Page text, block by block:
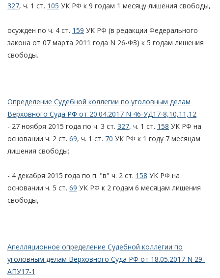
327, ч. 1 ст. 105 УК РФ к 9 годам 1 месяцу лишения свободы,
осужден по ч. 4 ст. 159 УК РФ (в редакции Федерального
закона от 07 марта 2011 года N 26-ФЗ) к 5 годам лишения
свободы.
Определение Судебной коллегии по уголовным делам
Верховного Суда РФ от 20.04.2017 N 46-УД17-8,10,11,12
- 27 ноября 2015 года по ч. 3 ст. 327, ч. 1 ст. 158 УК РФ на
основании ч. 2 ст. 69, ч. 1 ст. 70 УК РФ к 1 году 7 месяцам
лишения свободы;
- 4 декабря 2015 года по п. "в" ч. 2 ст. 158 УК РФ на
основании ч. 5 ст. 69 УК РФ к 2 годам 6 месяцам лишения
свободы,
Апелляционное определение Судебной коллегии по
уголовным делам Верховного Суда РФ от 18.05.2017 N 29-
АПУ17-1